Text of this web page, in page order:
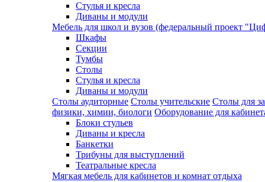
Стулья и кресла
Диваны и модули
Мебель для школ и вузов (федеральный проект
Шкафы
Секции
Тумбы
Столы
Стулья и кресла
Диваны и модули
Столы аудиторные Столы учительские Столы для
физики, химии, биологи Оборудование для
Блоки стульев
Диваны и кресла
Банкетки
Трибуны для выступлений
Театральные кресла
Мягкая мебель для кабинетов и комнат отдыха